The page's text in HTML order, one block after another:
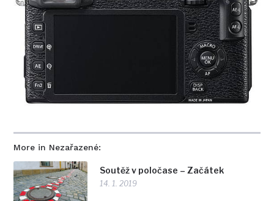
More in Nezařazené:
Soutěž v poločase – Začátek
14. 1. 2019